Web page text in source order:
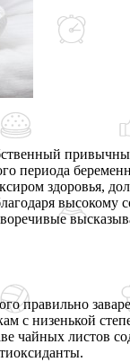
периода
здоровья,
правильно
с низенькой
чайных листов